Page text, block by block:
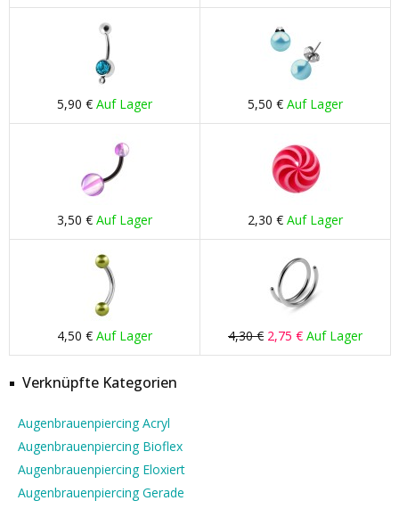
5,90 € Auf Lager 5,50 € Auf Lager
3,50 € Auf Lager 2,30 € Auf Lager
4,50 € Auf Lager 4,30 € 2,75 € Auf Lager
Verknüpfte Kategorien
Augenbrauenpiercing Acryl
Augenbrauenpiercing Bioflex
Augenbrauenpiercing Eloxiert
Augenbrauenpiercing Gerade